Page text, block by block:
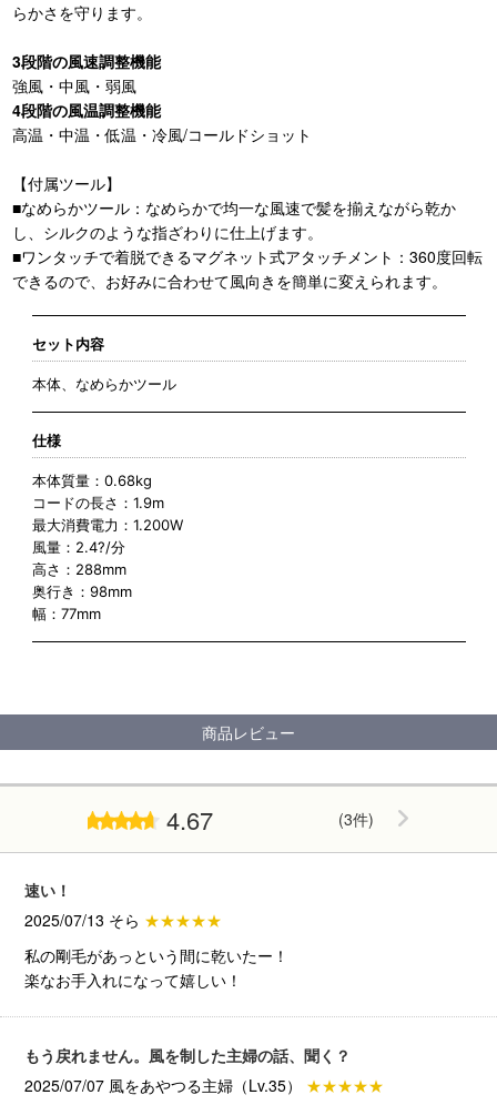
らかさを守ります。
3段階の風速調整機能
強風・中風・弱風
4段階の風温調整機能
高温・中温・低温・冷風/コールドショット
【付属ツール】
■なめらかツール：なめらかで均一な風速で髪を揃えながら乾か
し、シルクのような指ざわりに仕上げます。
■ワンタッチで着脱できるマグネット式アタッチメント：360度回転
できるので、お好みに合わせて風向きを簡単に変えられます。
セット内容
本体、なめらかツール
仕様
本体質量：0.68kg
コードの長さ：1.9m
最大消費電力：1.200W
風量：2.4?/分
高さ：288mm
奥行き：98mm
幅：77mm
商品レビュー
4.67 (3件)
速い！
2025/07/13 そら ★★★★★
私の剛毛があっという間に乾いたー！
楽なお手入れになって嬉しい！
もう戻れません。風を制した主婦の話、聞く？
2025/07/07 風をあやつる主婦（Lv.35） ★★★★★